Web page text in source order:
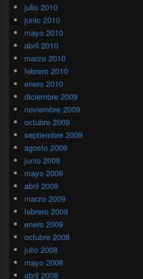
julio 2010
junio 2010
mayo 2010
abril 2010
marzo 2010
febrero 2010
enero 2010
diciembre 2009
noviembre 2009
octubre 2009
septiembre 2009
agosto 2009
junio 2009
mayo 2009
abril 2009
marzo 2009
febrero 2009
enero 2009
octubre 2008
julio 2008
mayo 2008
abril 2008